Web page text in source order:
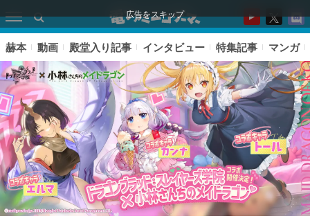
広告をスキップ
赫本 動画 殿堂入り記事 インタビュー 特集記事 マンガ